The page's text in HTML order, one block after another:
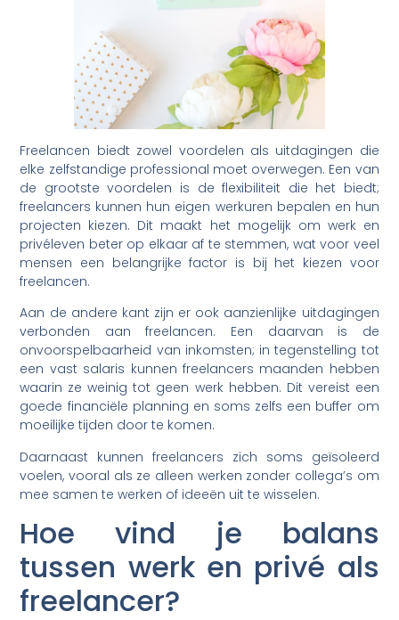
Freelancen biedt zowel voordelen als uitdagingen die
elke zelfstandige professional moet overwegen. Een van
de grootste voordelen is de flexibiliteit die het biedt;
freelancers kunnen hun eigen werkuren bepalen en hun
projecten kiezen. Dit maakt het mogelijk om werk en
privéleven beter op elkaar af te stemmen, wat voor veel
mensen een belangrijke factor is bij het kiezen voor
freelancen.
Aan de andere kant zijn er ook aanzienlijke uitdagingen
verbonden aan freelancen. Een daarvan is de
onvoorspelbaarheid van inkomsten; in tegenstelling tot
een vast salaris kunnen freelancers maanden hebben
waarin ze weinig tot geen werk hebben. Dit vereist een
goede financiële planning en soms zelfs een buffer om
moeilijke tijden door te komen.
Daarnaast kunnen freelancers zich soms geïsoleerd
voelen, vooral als ze alleen werken zonder collega’s om
mee samen te werken of ideeën uit te wisselen.
Hoe vind je balans
tussen werk en privé als
freelancer?